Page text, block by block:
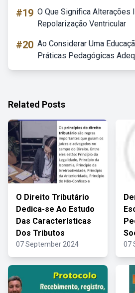
#19 O Que Significa Alterações
Repolarização Ventricular
#20 Ao Considerar Uma
Práticas Pedagógicas
Related Posts
O Direito Tributário
Dedica-se Ao Estudo
Das Características
Dos Tributos
07 September 2024 07